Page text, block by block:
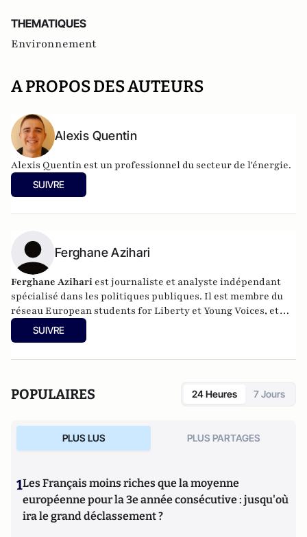
THEMATIQUES
Environnement
A PROPOS DES AUTEURS
Alexis Quentin
Alexis Quentin est un professionnel du secteur de l'énergie.
SUIVRE
Ferghane Azihari
Ferghane Azihari est journaliste et analyste indépendant
spécialisé dans les politiques publiques. Il est membre du
réseau European students for Liberty et Young Voices, et
collabore régulièrement avec divers médias et think tanks
libéraux français et américains. Il vient de publier
SUIVRE
POPULAIRES 24 Heures 7 Jours
PLUS LUS PLUS PARTAGES
1Les Français moins riches que la moyenne
européenne pour la 3e année consécutive : jusqu'où
ira le grand déclassement ?